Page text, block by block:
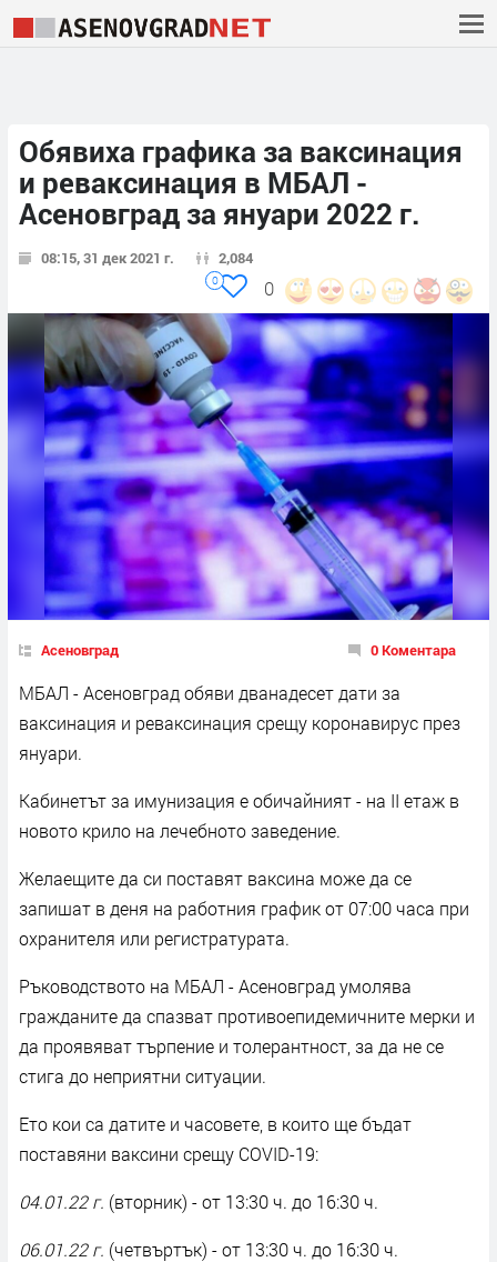
Обявиха графика за ваксинация
и реваксинация в МБАЛ -
Асеновград за януари 2022 г.
08:15, 31 дек 2021 г. 2,084
0
0
Асеновград 0 Коментара
МБАЛ - Асеновград обяви дванадесет дати за
ваксинация и реваксинация срещу коронавирус през
януари.
Кабинетът за имунизация е обичайният - на II eтаж в
новото крило на лечебното заведение.
Желаещите да си поставят ваксина може да се
запишат в деня на работния график от 07:00 часа при
охранителя или регистратурата.
Ръководството на МБАЛ - Асеновград умолява
гражданите да спазват противоепидемичните мерки и
да проявяват търпение и толерантност, за да не се
стига до неприятни ситуации.
Ето кои са датите и часовете, в които ще бъдат
поставяни ваксини срещу COVID-19:
04.01.22 г. (вторник) - от 13:30 ч. до 16:30 ч.
06.01.22 г. (четвъртък) - от 13:30 ч. до 16:30 ч.